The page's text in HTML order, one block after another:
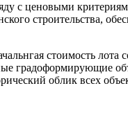
с ценовыми
строительства,
стоимость
градоформирующие
облик всех